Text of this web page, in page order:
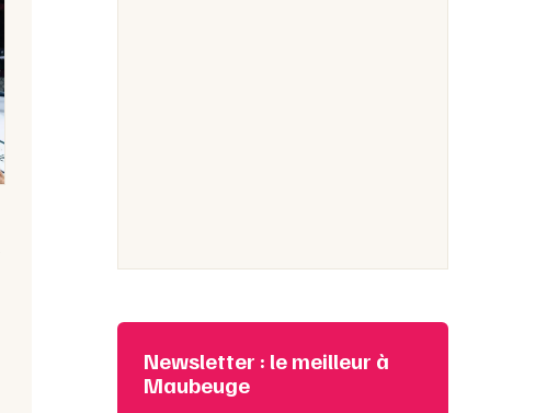
Newsletter : le meilleur à
Maubeuge